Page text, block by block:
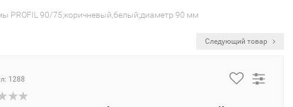
PROFIL 90/75;коричневый,белый;диаметр 90 мм
Следующий товар
1288